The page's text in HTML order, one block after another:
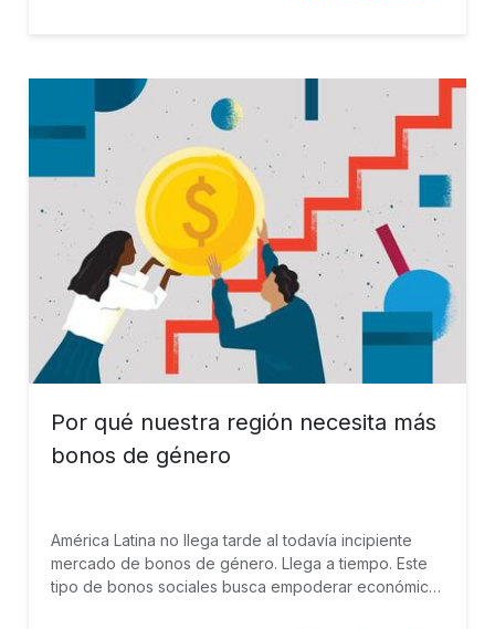
Por qué nuestra región necesita más
bonos de género
América Latina no llega tarde al todavía incipiente
mercado de bonos de género. Llega a tiempo. Este
tipo de bonos sociales busca empoderar económica